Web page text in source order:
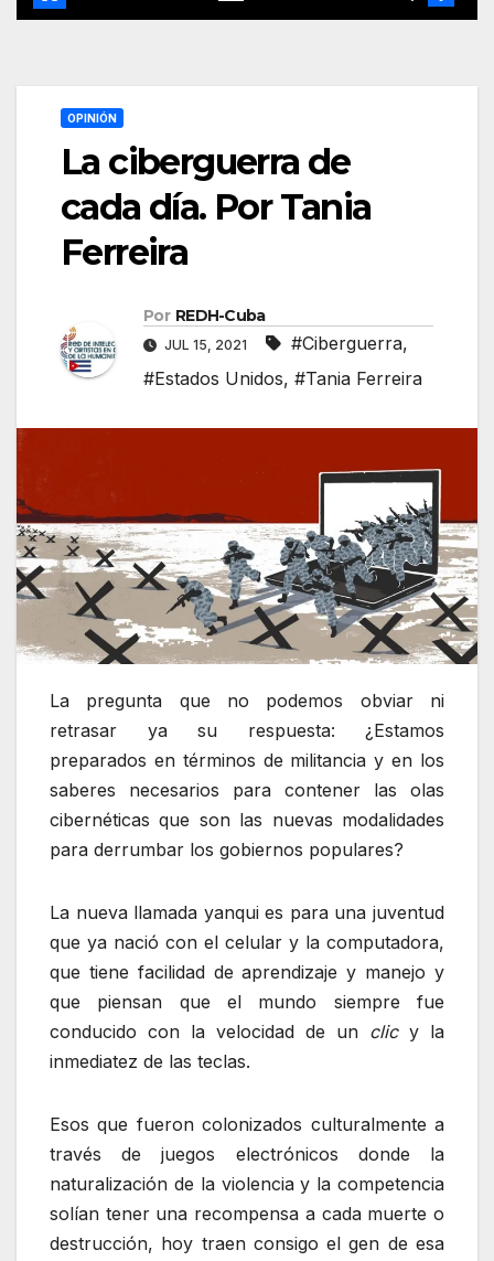
OPINIÓN
La ciberguerra de
cada día. Por Tania
Ferreira
Por REDH-Cuba
JUL 15, 2021 #Ciberguerra,
#Estados Unidos, #Tania Ferreira
La pregunta que no podemos obviar ni
retrasar ya su respuesta: ¿Estamos
preparados en términos de militancia y en los
saberes necesarios para contener las olas
cibernéticas que son las nuevas modalidades
para derrumbar los gobiernos populares?
La nueva llamada yanqui es para una juventud
que ya nació con el celular y la computadora,
que tiene facilidad de aprendizaje y manejo y
que piensan que el mundo siempre fue
conducido con la velocidad de un clicy la
inmediatez de las teclas.
Esos que fueron colonizados culturalmente a
través de juegos electrónicos donde la
naturalización de la violencia y la competencia
solían tener una recompensa a cada muerte o
destrucción, hoy traen consigo el gen de esa